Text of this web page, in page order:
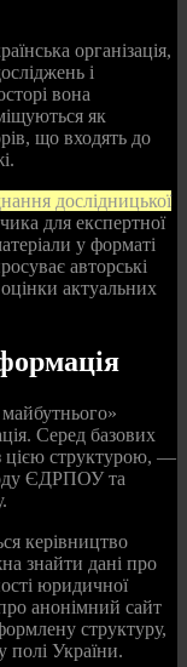
організація,
і
вона
як
що входять до
дослідницької
для експертної
у форматі
авторські
актуальних
Серед базових
з цією структурою, —
ЄДРПОУ та
керівництво
знайти дані про
юридичної
анонімний сайт
структуру,
полі України.